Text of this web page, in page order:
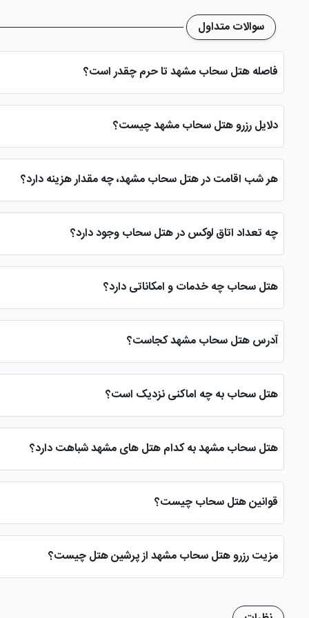
سوالات متداول
فاصله هتل سحاب مشهد تا حرم چقدر است؟
فاصله هتل سحاب مشهد تا حرم مطهر بسیار زیاد بوده و جزء هتل
دلایل رزرو هتل سحاب مشهد چیست؟
هتل سحاب مشهد در طرقبه از نظر نزدیک بودن به مکان های تفریحی
(ع) می باشد.
هر شب اقامت در هتل سحاب مشهد، چه مقدار هزینه دارد؟
با اقامت در هتل سحاب طرقبه مشهد هزینه ای که باید برای هر شب اقامت پرداخت کنید به صورت علی الحساب از 250
چه تعداد اتاق لوکس در هتل سحاب وجود دارد؟
هتل سحاب مشهد متاسفانه دارای اتاق لوکسی نیست، اما اتاق های
هتل سحاب چه خدمات و امکاناتی دارد؟
هتل سحاب جذاب طرقبه مشهد از خدمات و امکانات مطلوبی همچون
رستوران فضای باز کنار رودخانه، کلوپ رایانه ای، پارک بازی کودکان،
آدرس هتل سحاب مشهد کجاست؟
هتل زیبای سحاب مشهد در طرقبه، مقابل پمپ بنزین، جاده امام
هتل سحاب به چه اماکنی نزدیک است؟
هتل 3 ستاره سحاب طرقبه به اماکنی همانند امامزاده یاسر و ناصر (ع)؛ بند گلستان، چالیدره، روستای کنگ، دره ارغوان، چالیدره، جاغرق و ... نزدیک می باشد.
هتل سحاب مشهد به کدام هتل های مشهد شباهت دارد؟
هتل سحاب مشهد از نظر موقعیت مکانی با هتل هایی همانند هتل
مناسب برای اقامت در نزدیکی حرم باشند.
قوانین هتل سحاب چیست؟
هتل زیبای سحاب در شهر بهشت قوانین خاصی ندارد اما تمامی
تا 72 ساعت قبل ورود را از هزینه پرداختی مسافر کسر کند و مابقی وجه را بازگرداند.
مزیت رزرو هتل سحاب مشهد از پرشین هتل چیست؟